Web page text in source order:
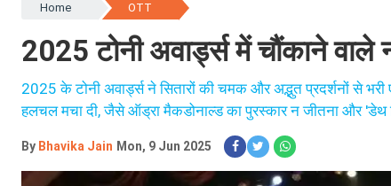
Home OTT
2025 टोनी अवार्ड्स में चौंकाने
2025 के टोनी अवार्ड्स ने सितारों की चमक और अद्भुत प्रदर्शनों से
हलचल मचा दी, जैसे ऑड्रा मैकडोनाल्ड का पुरस्कार न जीतना और 'डेथ
By Bhavika Jain Mon, 9 Jun 2025